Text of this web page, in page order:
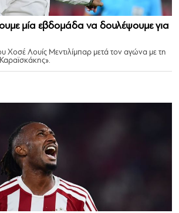
μία εβδομάδα να δουλέψουμε για
Χοσέ Λουίς Μεντιλίμπαρ μετά τον αγώνα με τη